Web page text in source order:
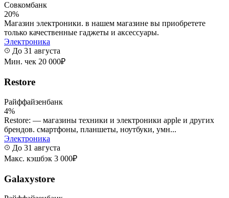
Совкомбанк
20%
Магазин электроники. в нашем магазине вы приобретете
только качественные гаджеты и аксессуары.
Электроника
До 31 августа
Мин. чек 20 000₽
Restore
Райффайзенбанк
4%
Restore: — магазины техники и электроники apple и других
брендов. смартфоны, планшеты, ноутбуки, умн...
Электроника
До 31 августа
Макс. кэшбэк 3 000₽
Galaxystore